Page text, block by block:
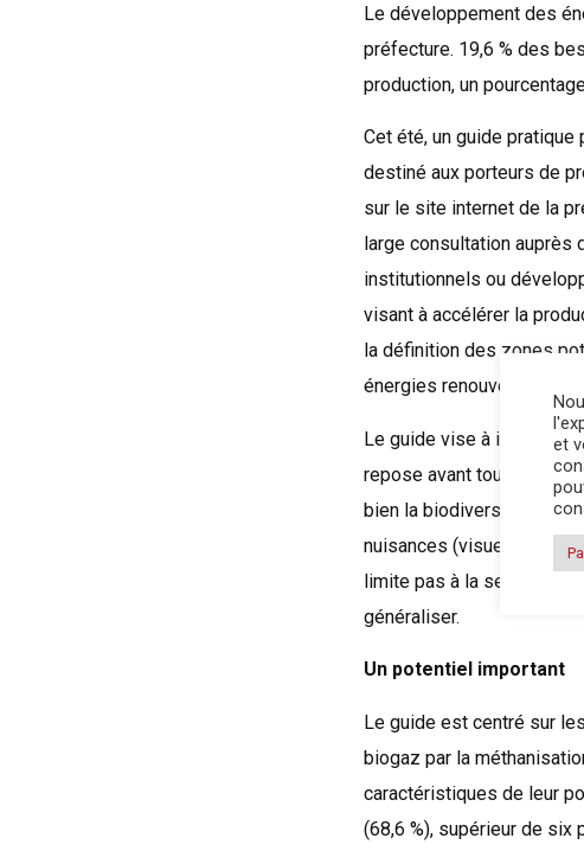
Le développement des
préfecture. 19,6 % des
production, un
Cet été, un guide pratique
destiné aux porteurs de
sur le site internet de la
large consultation auprès
institutionnels ou
visant à accélérer la
la définition des zones
énergies renouvelables
Le guide vise à identifier
repose avant tout sur une
bien la biodiversité,
nuisances (visuelles,
limite pas à la seule
généraliser.
Un potentiel important
Le guide est centré sur
biogaz par la
caractéristiques de leur
(68,6 %), supérieur de six
et